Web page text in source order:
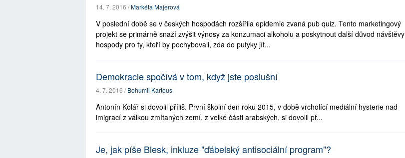
14. 7. 2016 /Markéta Majerová
V poslední době se v českých hospodách rozšířila epidemie zvaná pub quiz. Tento marketingový
projekt se primárně snaží zvýšit výnosy za konzumaci alkoholu a poskytnout další důvod návštěvy
hospody pro ty, kteří by pochybovali, zda do putyky jít...
Demokracie spočívá v tom, když jste poslušní
4. 7. 2016 /Bohumil Kartous
Antonín Kolář si dovolil příliš. První školní den roku 2015, v době vrcholící mediální hysterie nad
imigrací z válkou zmítaných zemí, z velké části arabských, si dovolil př...
Je, jak píše Blesk, inkluze "ďábelský antisociální program"?